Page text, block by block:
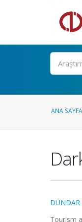
Ara
ANA SAYFA
DÜNDAR
Tourism